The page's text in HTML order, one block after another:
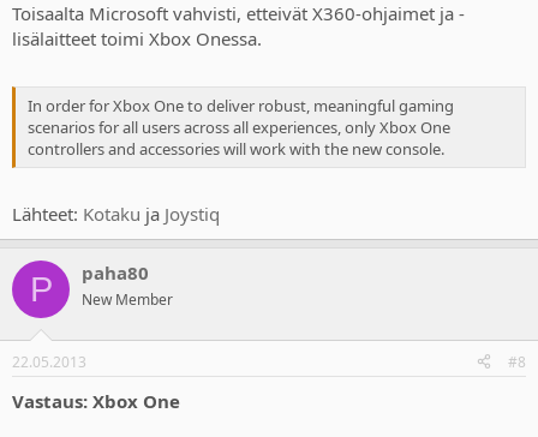
awesome. Find out more from our friends at Gizmodo.)
High-speed data port
Less-obtrusive battery compartment running AA batteries.
Toisaalta Microsoft vahvisti, etteivät X360-ohjaimet ja -
lisälaitteet toimi Xbox Onessa.
In order for Xbox One to deliver robust, meaningful gaming
scenarios for all users across all experiences, only Xbox One
controllers and accessories will work with the new console.
Lähteet: Kotaku ja Joystiq
P paha80
New Member
22.05.2013 #8
Vastaus: Xbox One